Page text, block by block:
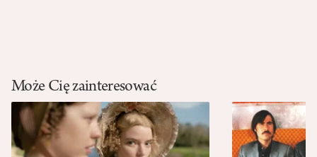
Może Cię zainteresować